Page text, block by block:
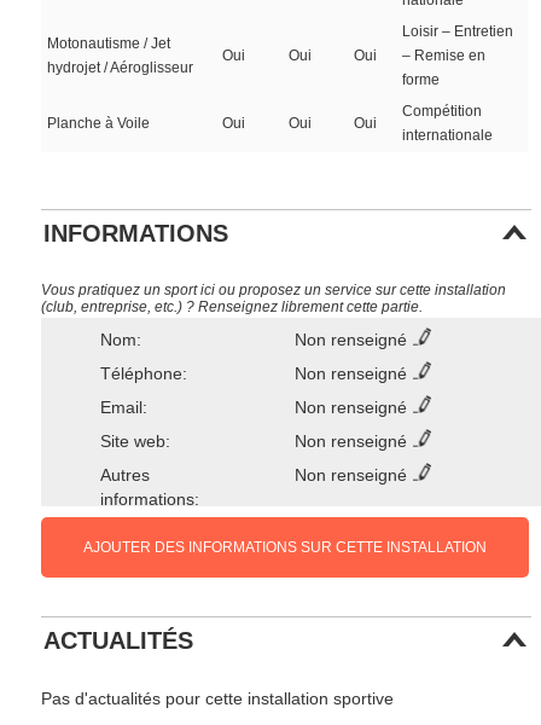
Motonautisme / Jet
hydrojet / Aéroglisseur
Oui Oui Oui
Loisir – Entretien
– Remise en
forme
Planche à Voile Oui Oui Oui
Compétition
internationale
INFORMATIONS
Vous pratiquez un sport ici ou proposez un service sur cette installation
(club, entreprise, etc.) ? Renseignez librement cette partie.
Nom:
Non renseigné
Téléphone:
Non renseigné
Email:
Non renseigné
Site web:
Non renseigné
Autres
informations:
Non renseigné
AJOUTER DES INFORMATIONS SUR CETTE INSTALLATION
ACTUALITÉS
Pas d'actualités pour cette installation sportive